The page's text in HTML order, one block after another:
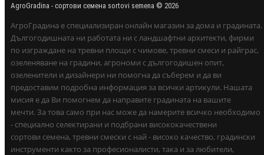
AgroGradina - сортови семена sortovi semena © 2026
АгроГрадина е специализиран онлайн магазин за дома и градината.
Дългогодишната ни работата ни с ландшафтни архитекти, фирми
по изграждане на тревни площи с чимове, тревни смеси и райграс,
озеленяване на градини, агрономи с дългогодишен опит,
озеленители и дизайнери ни помогна да съберем и да ви
предоставим подробна информация за всички артикули. Нашата
мисия е да Ви помогнем да направите градината на вашите
мечти. За това само при нас може да намерите всичко необходимо
- специално селектирани и подбрани висококачествени
сортови семена, тревни смески с най - високо качество, градински
инструменти както за професионалисти, така и за любители,